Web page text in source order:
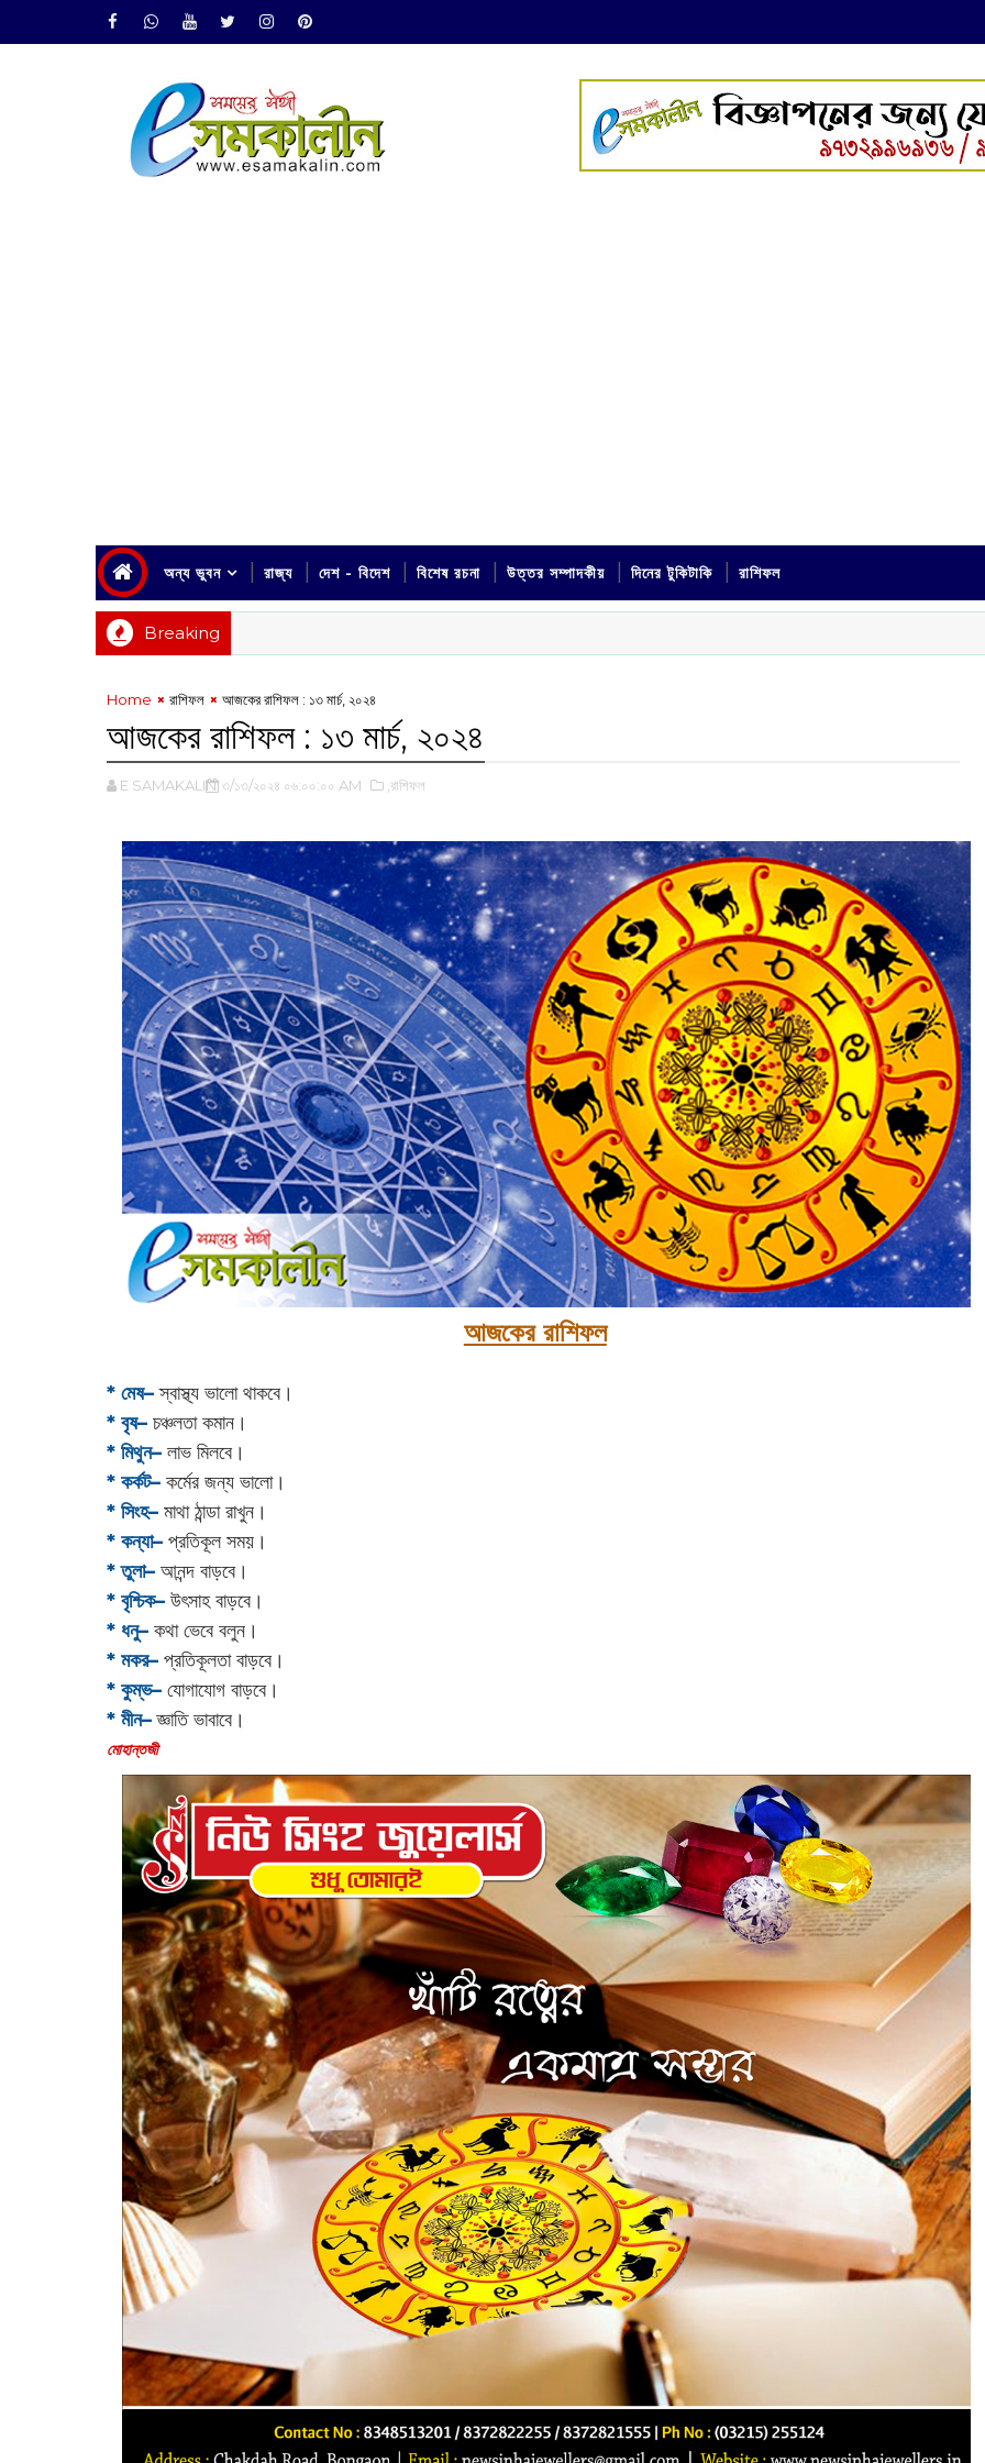
অন্য ভুবন রাজ্য দেশ - বিদেশ বিশেষ রচনা উত্তর সম্পাদকীয় দিনের টুকিটাকি রাশিফল
Breaking
Home রাশিফল আজকের রাশিফল : ‌১৩ মার্চ, ২০২৪
আজকের রাশিফল : ‌১৩ মার্চ, ২০২৪
E SAMAKALIN ৩/১৩/২০২৪ ০৬:০০:০০ AM ,রাশিফল
আজকের রাশিফল
* মেষ–স্বাস্থ্য ভালো থাকবে।
* বৃষ– চঞ্চলতা কমান।
* মিথুন– লাভ মিলবে।
* কর্কট– কর্মের জন্য ভালো।
* সিংহ– মাথা ঠান্ডা রাখুন।
* কন্যা– প্রতিকূল সময়।
* তুলা– আনন্দ বাড়বে।
* বৃশ্চিক– উৎসাহ বাড়বে।
* ধনু– কথা ভেবে বলুন।
* মকর– প্রতিকূলতা বাড়বে।‌
* কুম্ভ– যোগাযোগ বাড়বে।
* মীন–জ্ঞাতি ভাবাবে।
‌মোহান্তজী‌‌‌‌‌‌‌‌‌‌‌‌‌‌‌‌‌